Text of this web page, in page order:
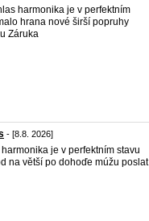
harmonika je v perfektním
hrana nové širší popruhy
Záruka
- [8.8. 2026]
je v perfektním stavu
na větší po dohoďe múžu poslat